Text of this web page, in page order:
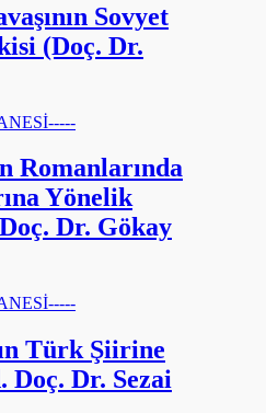
Sovyet
(Doç. Dr.
Romanlarında
Yönelik
Dr. Gökay
Türk Şiirine
Doç. Dr. Sezai